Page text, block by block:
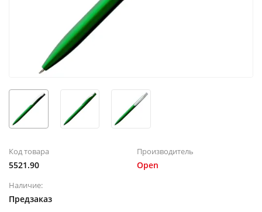
Код товара
5521.90
Производитель
Open
Наличие:
Предзаказ